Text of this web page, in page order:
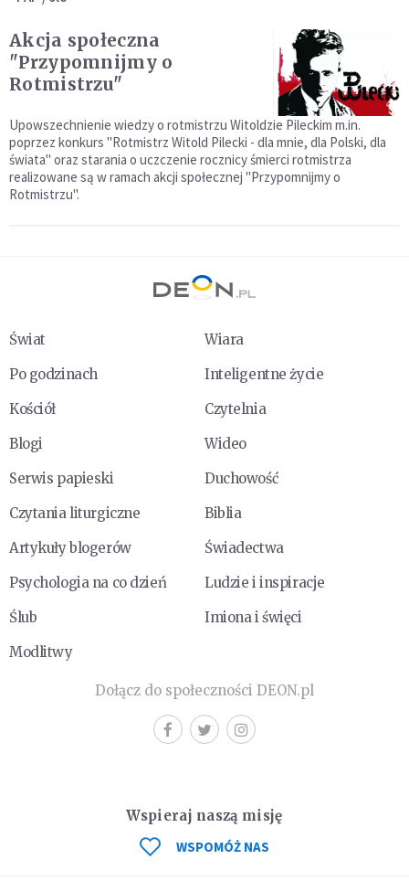
Akcja społeczna
"Przypomnijmy o
Rotmistrzu"
Upowszechnienie wiedzy o rotmistrzu Witoldzie Pileckim m.in.
poprzez konkurs "Rotmistrz Witold Pilecki - dla mnie, dla Polski, dla
świata" oraz starania o uczczenie rocznicy śmierci rotmistrza
realizowane są w ramach akcji społecznej "Przypomnijmy o
Rotmistrzu".
Świat
Wiara
Po godzinach
Inteligentne życie
Kościół
Czytelnia
Blogi
Wideo
Serwis papieski
Duchowość
Czytania liturgiczne
Biblia
Artykuły blogerów
Świadectwa
Psychologia na co dzień
Ludzie i inspiracje
Ślub
Imiona i święci
Modlitwy
Dołącz do społeczności DEON.pl
Wspieraj naszą misję
WSPOMÓŻ NAS